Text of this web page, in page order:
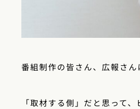
番組制作の皆さん、広報さ
「取材する側」だと思って